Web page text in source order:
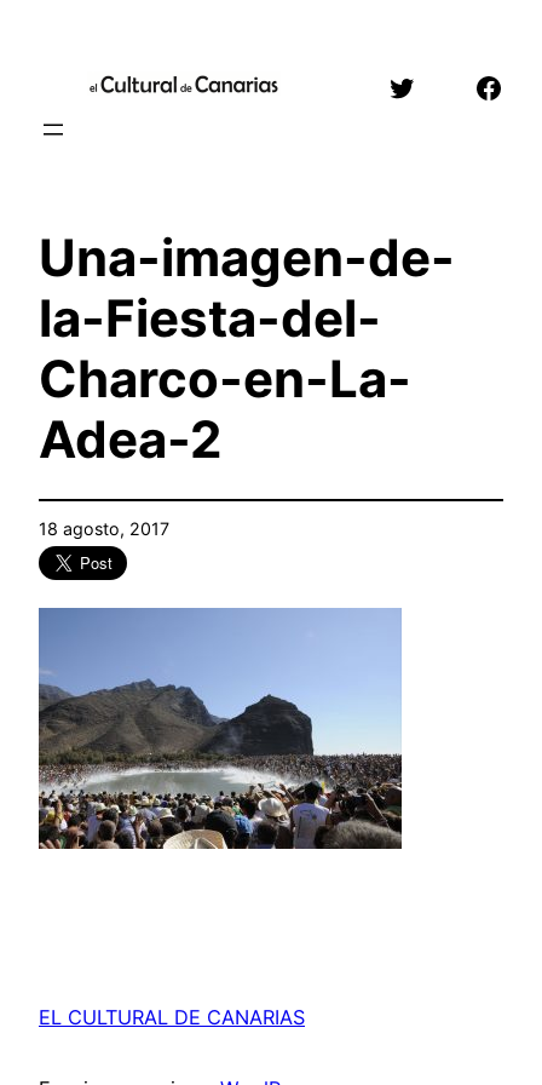
contenido
Twitter
Una-imagen-de-
la-Fiesta-del-
Charco-en-La-
Adea-2
18 agosto, 2017
EL CULTURAL DE CANARIAS